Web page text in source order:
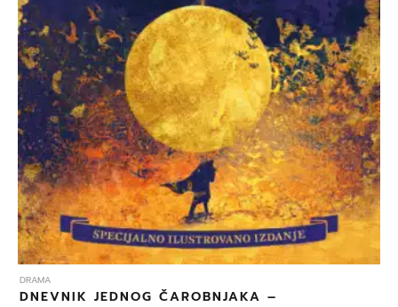
DRAMA
DNEVNIK JEDNOG ČAROBNJAKA –